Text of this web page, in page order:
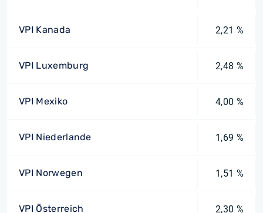
VPI Kanada 2,21 %
VPI Luxemburg 2,48 %
VPI Mexiko 4,00 %
VPI Niederlande 1,69 %
VPI Norwegen 1,51 %
VPI Österreich 2,30 %